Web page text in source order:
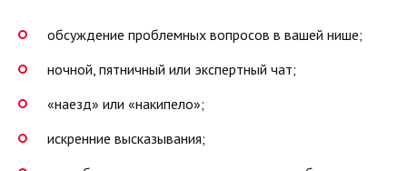
обсуждение проблемных вопросов в вашей нише;
ночной, пятничный или экспертный чат;
«наезд» или «накипело»;
искренние высказывания;